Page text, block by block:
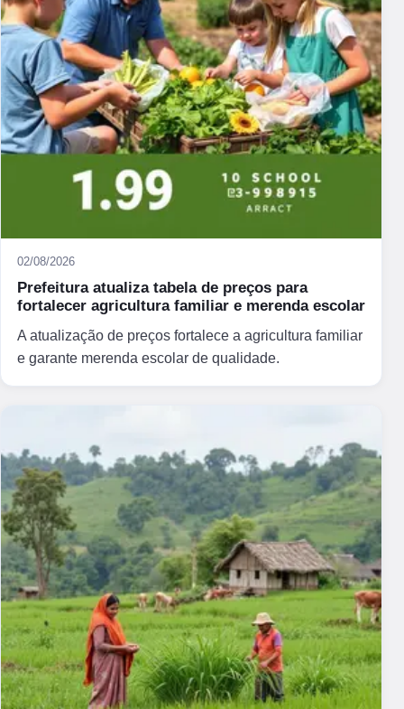
02/08/2026
Prefeitura atualiza tabela de preços para
fortalecer agricultura familiar e merenda escolar
A atualização de preços fortalece a agricultura familiar
e garante merenda escolar de qualidade.